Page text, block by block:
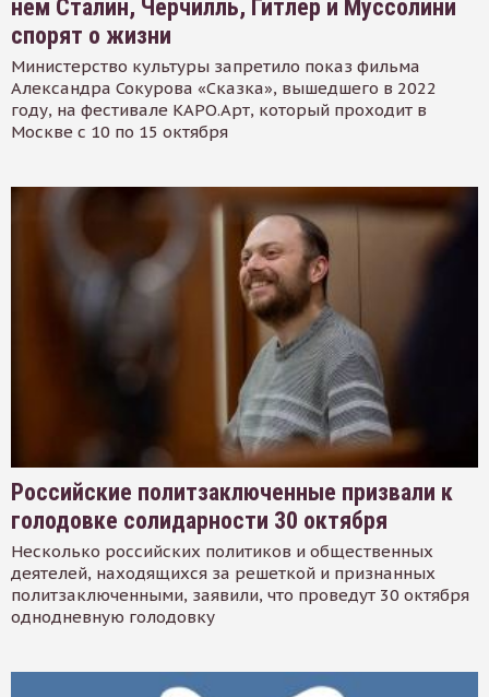
нем Сталин, Черчилль, Гитлер и Муссолини
спорят о жизни
Министерство культуры запретило показ фильма
Александра Сокурова «Сказка», вышедшего в 2022
году, на фестивале КАРО.Арт, который проходит в
Москве с 10 по 15 октября
Российские политзаключенные призвали к
голодовке солидарности 30 октября
Несколько российских политиков и общественных
деятелей, находящихся за решеткой и признанных
политзаключенными, заявили, что проведут 30 октября
однодневную голодовку